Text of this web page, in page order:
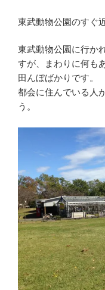
東武動物公園のすぐ
東武動物公園に行か
すが、まわりに何も
田んぼばかりです。
都会に住んでいる人
う。